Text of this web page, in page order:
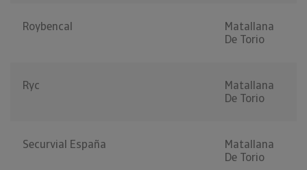
Roybencal
Matallana
De Torio
Ryc
Matallana
De Torio
Securvial España
Matallana
De Torio